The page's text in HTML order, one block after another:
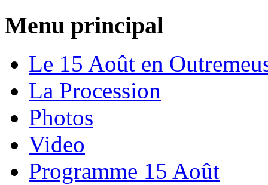
Menu principal
Le 15 Août en
La Procession
Photos
Video
Programme 15 Août